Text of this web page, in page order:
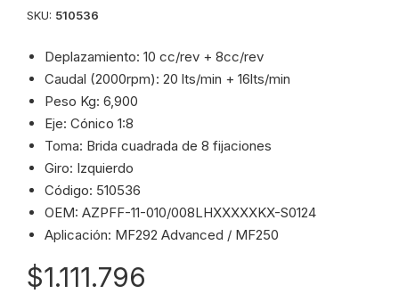
SKU: 510536
Deplazamiento: 10 cc/rev + 8cc/rev
Caudal (2000rpm): 20 lts/min + 16lts/min
Peso Kg: 6,900
Eje: Cónico 1:8
Toma: Brida cuadrada de 8 fijaciones
Giro: Izquierdo
Código: 510536
OEM: AZPFF-11-010/008LHXXXXXKX-S0124
Aplicación: MF292 Advanced / MF250
$1.111.796